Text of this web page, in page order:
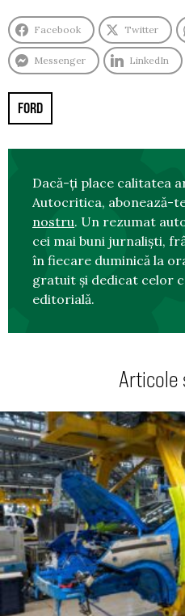
Facebook Twitter
Messenger LinkedIn
FORD
Dacă-ți place calitatea
Autocritica, abonează-
nostru. Un rezumat
cei mai buni jurnaliști,
în fiecare duminică la
gratuit și dedicat celor
editorială.
Articole